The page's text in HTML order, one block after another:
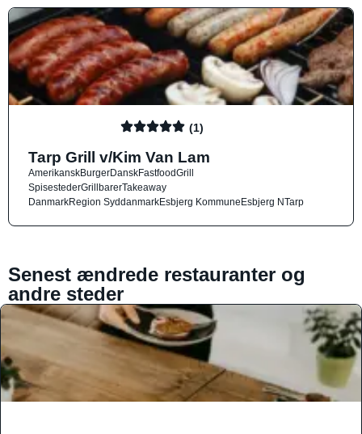
(1)
Tarp Grill v/Kim Van Lam
AmerikanskBurgerDanskFastfoodGrill
SpisestederGrillbarerTakeaway
DanmarkRegion SyddanmarkEsbjerg KommuneEsbjerg NTarp
Senest ændrede restauranter og
andre steder